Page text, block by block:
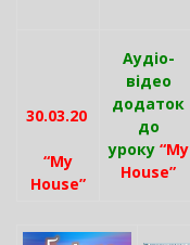
30.03.20
“My
House”
Ayдіо-
відео
додаток
до
уроку “My
House”